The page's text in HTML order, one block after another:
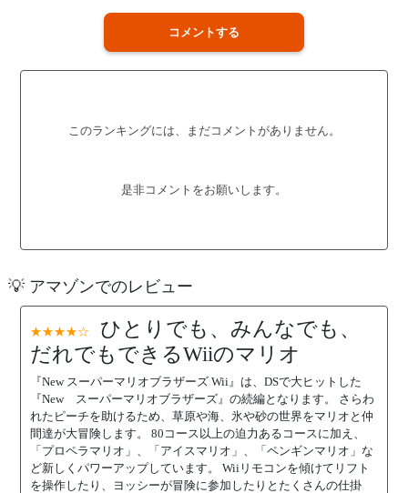
コメントする
このランキングには、まだコメントがありません。
是非コメントをお願いします。
💡 アマゾンでのレビュー
★★★★☆
ひとりでも、みんなでも、
だれでもできるWiiのマリオ
『New スーパーマリオブラザーズ Wii』は、DSで大ヒットした
『New スーパーマリオブラザーズ』の続編となります。 さらわ
れたピーチを助けるため、草原や海、氷や砂の世界をマリオと仲
間達が大冒険します。 80コース以上の迫力あるコースに加え、
「プロペラマリオ」、「アイスマリオ」、「ペンギンマリオ」な
ど新しくパワーアップしています。 Wiiリモコンを傾けてリフト
を操作したり、ヨッシーが冒険に参加したりとたくさんの仕掛